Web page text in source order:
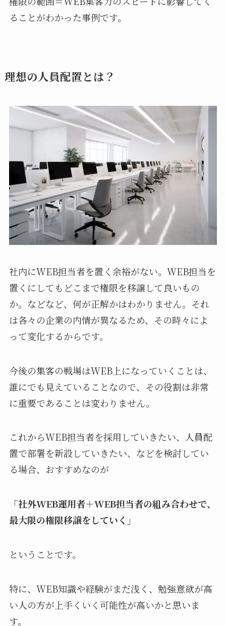
ることがわかった事例です。
理想の人員配置とは？
社内にWEB担当者を置く余裕がない。WEB担当を
置くにしてもどこまで権限を移譲して良いもの
か。などなど、何が正解かはわかりません。それ
は各々の企業の内情が異なるため、その時々によ
って変化するからです。
今後の集客の戦場はWEB上になっていくことは、
誰にでも見えていることなので、その役割は非常
に重要であることは変わりません。
これからWEB担当者を採用していきたい、人員配
置で部署を新設していきたい、などを検討してい
る場合、おすすめなのが
「社外WEB運用者＋WEB担当者の組み合わせで、
最大限の権限移譲をしていく」
ということです。
特に、WEB知識や経験がまだ浅く、勉強意欲が高
い人の方が上手くいく可能性が高いかと思いま
す。